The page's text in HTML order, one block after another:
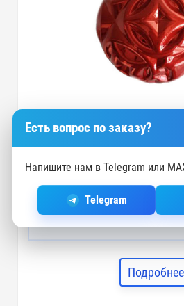
Цена
СО СКИДКОЙ 5%
(зависит от суммы в корзине)
Подробнее
Есть вопрос по заказу?
Напишите нам в Telegram или
Telegram